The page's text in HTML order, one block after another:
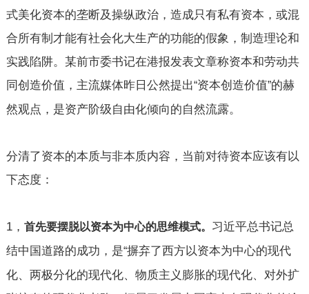
式美化资本的垄断及操纵政治，造成只有私有资本，或混
合所有制才能有社会化大生产的功能的假象，制造理论和
实践陷阱。某前市委书记在港报发表文章称资本和劳动共
同创造价值，主流媒体昨日公然提出“资本创造价值”的赫
然观点，是资产阶级自由化倾向的自然流露。
分清了资本的本质与非本质内容，当前对待资本应该有以
下态度：
1， 首先要摆脱以资本为中心的思维模式。 习近平总书记总
结中国道路的成功，是“摒弃了西方以资本为中心的现代
化、两极分化的现代化、物质主义膨胀的现代化、对外扩